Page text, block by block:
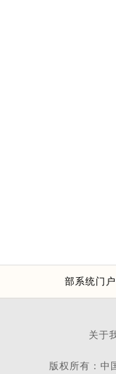
部系统门
关于
版权所有：